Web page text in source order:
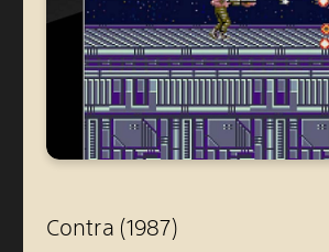
Contra (1987)